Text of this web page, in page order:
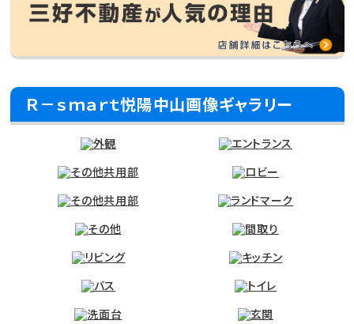
Ｒ－ｓｍａｒｔ悦陽中山画像ギャラリー